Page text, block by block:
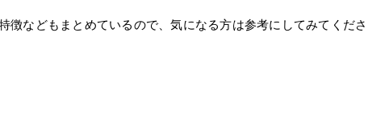
徴などもまとめているので、気になる方は参考にしてみてくださ